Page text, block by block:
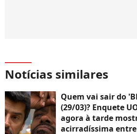
Notícias similares
Quem vai sair do
(29/03)? Enquete
agora à tarde
acirradíssima